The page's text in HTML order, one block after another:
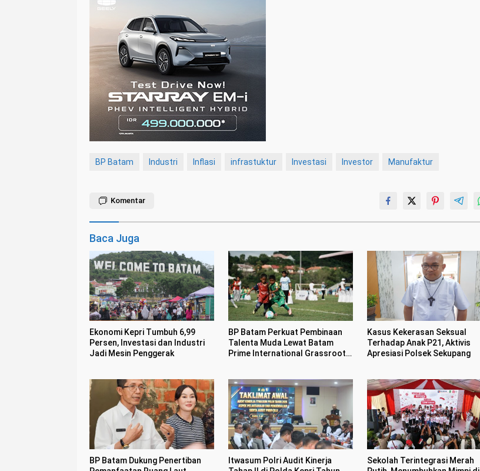
BP Batam Industri Inflasi infrastuktur Investasi Investor Manufaktur
Komentar
Baca Juga
Ekonomi Kepri Tumbuh 6,99
Persen, Investasi dan Industri
Jadi Mesin Penggerak
BP Batam Perkuat Pembinaan
Talenta Muda Lewat Batam
Prime International Grassroot
Kasus Kekerasan Seksual
Terhadap Anak P21, Aktivis
Apresiasi Polsek Sekupang
BP Batam Dukung Penertiban
Itwasum Polri Audit Kinerja
Sekolah Terintegrasi Merah